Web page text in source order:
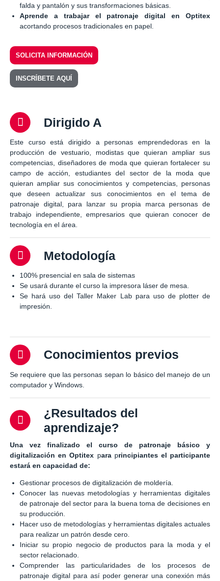
falda y pantalón y sus transformaciones básicas.
Aprende a trabajar el patronaje digital en Optitex
acortando procesos tradicionales en papel.
SOLICITA INFORMACIÓN
INSCRÍBETE AQUÍ
Dirigido A
Este curso está dirigido a personas emprendedoras en la
producción de vestuario, modistas que quieran ampliar sus
competencias, diseñadores de moda que quieran fortalecer su
campo de acción, estudiantes del sector de la moda que
quieran ampliar sus conocimientos y competencias, personas
que deseen actualizar sus conocimientos en el tema de
patronaje digital, para lanzar su propia marca personas de
trabajo independiente, empresarios que quieran conocer de
tecnología en el área.
Metodología
100% presencial en sala de sistemas
Se usará durante el curso la impresora láser de mesa.
Se hará uso del Taller Maker Lab para uso de plotter de
impresión.
Conocimientos previos
Se requiere que las personas sepan lo básico del manejo de un
computador y Windows.
¿Resultados del
aprendizaje?
Una vez finalizado el curso de patronaje básico y
digitalización en Optitex para principiantesel participante
estará en capacidad de:
Gestionar procesos de digitalización de moldería.
Conocer las nuevas metodologías y herramientas digitales
de patronaje del sector para la buena toma de decisiones en
su producción.
Hacer uso de metodologías y herramientas digitales actuales
para realizar un patrón desde cero.
Iniciar su propio negocio de productos para la moda y el
sector relacionado.
Comprender las particularidades de los procesos de
patronaje digital para así poder generar una conexión más